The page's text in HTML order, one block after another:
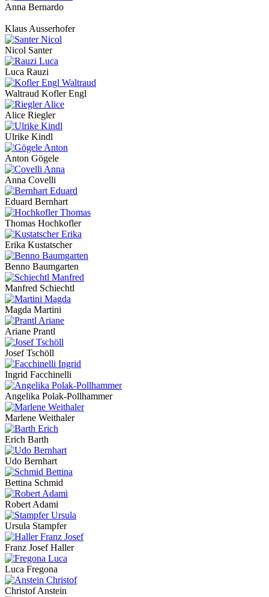
Anna Bernardo
Klaus Ausserhofer
Nicol Santer
Luca Rauzi
Waltraud Kofler Engl
Alice Riegler
Ulrike Kindl
Anton Gögele
Anna Covelli
Eduard Bernhart
Thomas Hochkofler
Erika Kustatscher
Benno Baumgarten
Manfred Schiechtl
Magda Martini
Ariane Prantl
Josef Tschöll
Ingrid Facchinelli
Angelika Polak-Pollhammer
Marlene Weithaler
Erich Barth
Udo Bernhart
Bettina Schmid
Robert Adami
Ursula Stampfer
Franz Josef Haller
Luca Fregona
Christof Anstein